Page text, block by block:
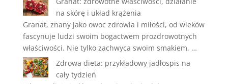
na skórę i układ krążenia
Granat, znany jako owoc zdrowia i miłości, od wieków
fascynuje ludzi swoim bogactwem prozdrowotnych
właściwości. Nie tylko zachwyca swoim smakiem, …
Zdrowa dieta: przykładowy jadłospis na
cały tydzień